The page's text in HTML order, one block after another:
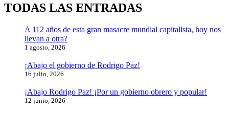
TODAS LAS ENTRADAS
A 112 años de esta gran masacre mundial capitalista, hoy nos
llevan a otra?
1 agosto, 2026
¡Abajo el gobierno de Rodrigo Paz!
16 julio, 2026
¡Abajo Rodrigo Paz! ¡Por un gobierno obrero y popular!
12 junio, 2026